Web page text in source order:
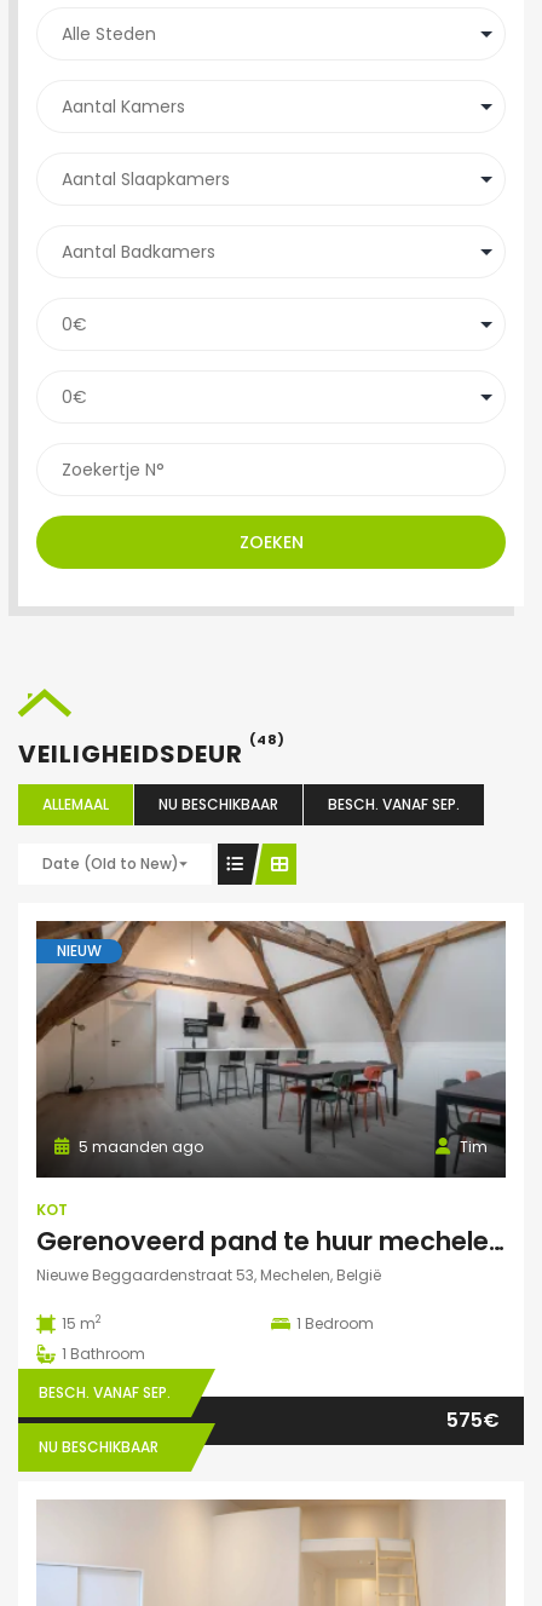
ZOEKEN
VEILIGHEIDSDEUR (48)
ALLEMAAL NU BESCHIKBAAR BESCH. VANAF SEP.
Date (Old to New)
NIEUW
Tim
5 maanden ago
KOT
Gerenoveerd pand te huur mechelen Nieuwe Beggaardenstr
Nieuwe Beggaardenstraat 53, Mechelen, België
15 m2 1 Bedroom
1 Bathroom
BESCH. VANAF SEP.
NU BESCHIKBAAR
575€